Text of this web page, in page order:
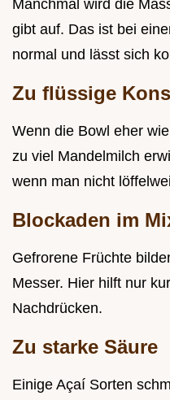
Manchmal wird die
gibt auf. Das ist bei
normal und lässt sich
Zu flüssige
Wenn die Bowl eher
zu viel Mandelmilch
wenn man nicht
Blockaden im
Gefrorene Früchte
Messer. Hier hilft nur
Nachdrücken.
Zu starke Säure
Einige Açaí Sorten